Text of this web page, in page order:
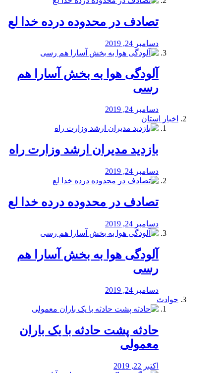
تصادف در محدوده درده خدا لع
دسامبر 24, 2019
آلودگی هوا به بخش آسارا هم
رسی
دسامبر 24, 2019
اخبار استان
بازدید مدیران ارشد وزارت راه
دسامبر 24, 2019
تصادف در محدوده درده خدا لع
دسامبر 24, 2019
آلودگی هوا به بخش آسارا هم
رسی
دسامبر 24, 2019
حوادث
️حادثه پشت حادثه با یک باران
معمولی
اکتبر 22, 2019